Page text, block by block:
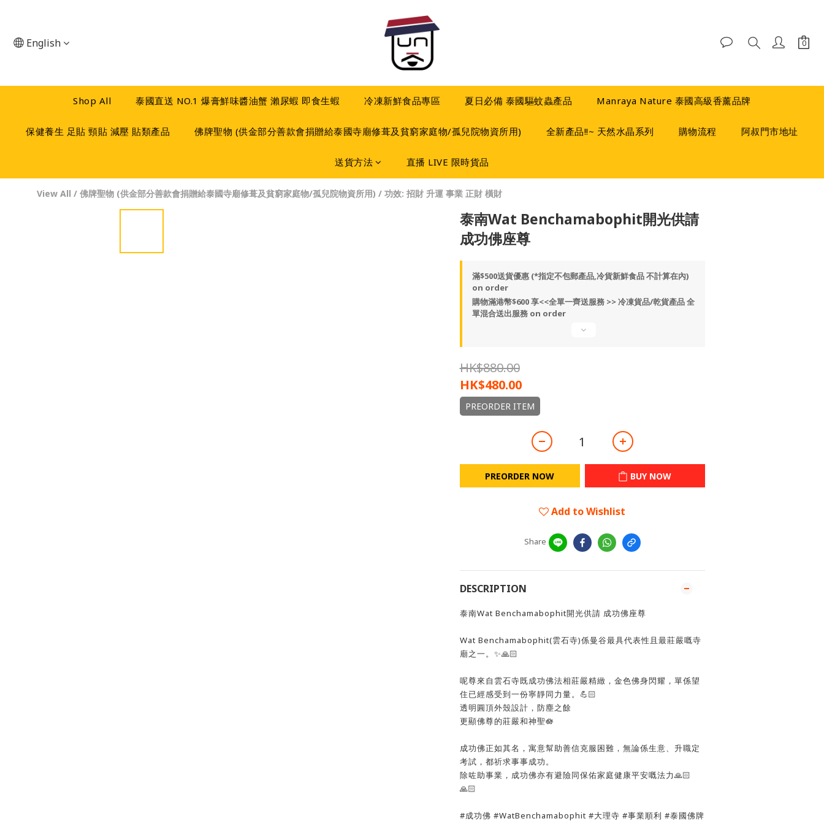
English
Shop All 泰國直送 NO.1 爆膏鮮味醬油蟹 瀨尿蝦 即食生蝦 冷凍新鮮食品專區 夏日必備 泰國驅蚊蟲產品 Manraya Nature 泰國高級香薰品牌
保健養生 足貼 頸貼 減壓 貼類產品 佛牌聖物 (供金部分善款會捐贈給泰國寺廟修葺及貧窮家庭物/孤兒院物資所用) 全新產品!!~ 天然水晶系列 購物流程 阿叔門市地址
送貨方法 直播 LIVE 限時貨品
View All / 佛牌聖物 (供金部分善款會捐贈給泰國寺廟修葺及貧窮家庭物/孤兒院物資所用) / 功效: 招財 升運 事業 正財 橫財
泰南Wat Benchamabophit開光供請
成功佛座尊
滿$500送貨優惠 (*指定不包郵產品,冷貨新鮮食品 不計算在內)
on order
購物滿港幣$600 享<<全單一齊送服務 >> 冷凍貨品/乾貨產品 全
單混合送出服務 on order
HK$880.00
HK$480.00
PREORDER ITEM
PREORDER NOW BUY NOW
Add to Wishlist
Share
DESCRIPTION
泰南Wat Benchamabophit開光供請 成功佛座尊
Wat Benchamabophit(雲石寺)係曼谷最具代表性且最莊嚴嘅寺
廟之一。✨🙏🏻
呢尊來自雲石寺既成功佛法相莊嚴精緻，金色佛身閃耀，單係望
住已經感受到一份寧靜同力量。💪🏻
透明圓頂外殼設計，防塵之餘
更顯佛尊的莊嚴和神聖🪷
成功佛正如其名，寓意幫助善信克服困難，無論係生意、升職定
考試，都祈求事事成功。
除咗助事業，成功佛亦有避險同保佑家庭健康平安嘅法力🙏🏻
🙏🏻
#成功佛 #WatBenchamabophit #大理寺 #事業順利 #泰國佛牌